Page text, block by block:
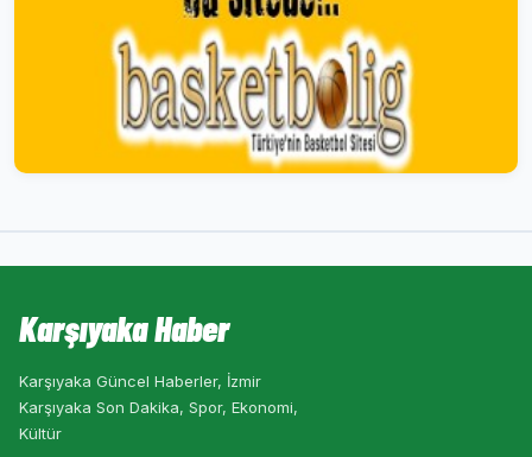
Karşıyaka Haber
Karşıyaka Güncel Haberler, İzmir
Karşıyaka Son Dakika, Spor, Ekonomi,
Kültür